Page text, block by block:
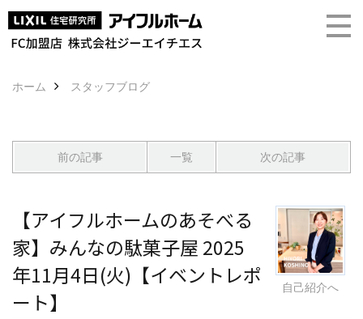
ホーム スタッフブログ
前の記事 一覧 次の記事
自己紹介へ
【アイフルホームのあそべる
家】みんなの駄菓子屋 2025
年11月4日(火)【イベントレポ
ート】